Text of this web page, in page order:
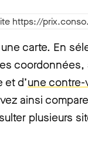
https://
carte. En
coordonnées,
et d’une contre-
ainsi
plusieurs